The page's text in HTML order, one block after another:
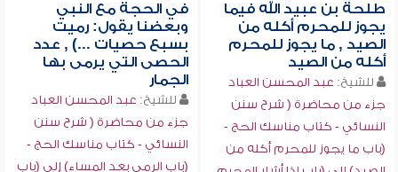
طلحة بن عبيد الله فيما
يجوز للمحرم أكله من
الصيد , ما يجوز للمحرم
أكله من الصيد
للشيخ: عبد المحسن العباد
جزء من محاضرة ( شرح سنن
النسائي - كتاب مناسك الحج -
(باب ما يجوز للمحرم أكله من
في الحجة مع النبي
وبعضنا يقول: رميت
بسبع حصيات ...) , عدد
الحصى التي يرمى بها
الجمار
للشيخ: عبد المحسن العباد
جزء من محاضرة ( شرح سنن
النسائي - كتاب مناسك الحج -
(باب الرمي بعد المساء) إلى (باب